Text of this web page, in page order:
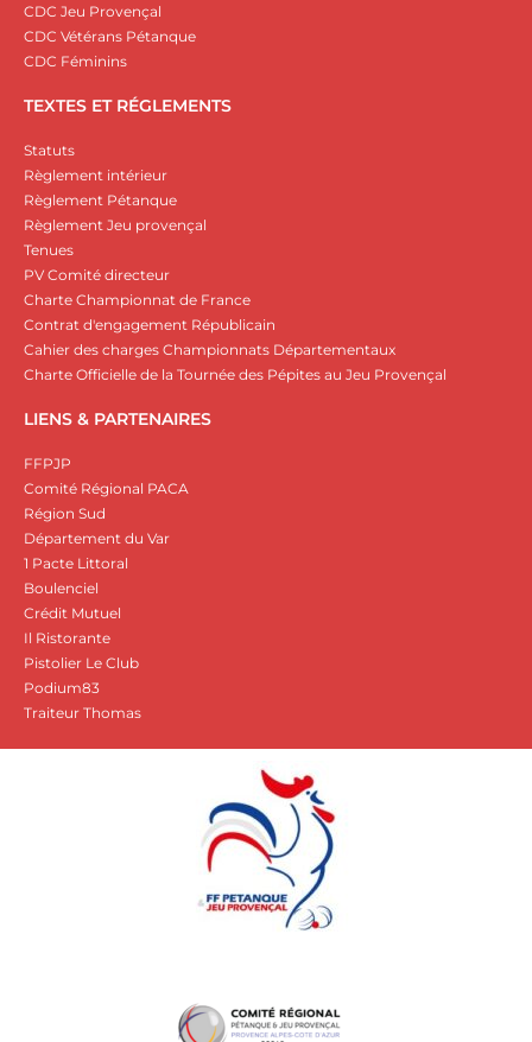
CDC Jeu Provençal
CDC Vétérans Pétanque
CDC Féminins
TEXTES ET RÉGLEMENTS
Statuts
Règlement intérieur
Règlement Pétanque
Règlement Jeu provençal
Tenues
PV Comité directeur
Charte Championnat de France
Contrat d'engagement Républicain
Cahier des charges Championnats Départementaux
Charte Officielle de la Tournée des Pépites au Jeu Provençal
LIENS & PARTENAIRES
FFPJP
Comité Régional PACA
Région Sud
Département du Var
1 Pacte Littoral
Boulenciel
Crédit Mutuel
Il Ristorante
Pistolier Le Club
Podium83
Traiteur Thomas